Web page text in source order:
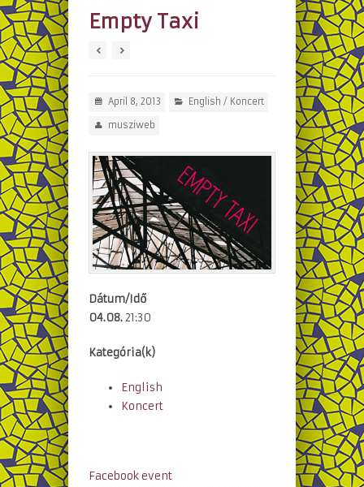
go to...
Empty Taxi
April 8, 2013 English / Koncert
musziweb
Dátum/Idő
04.08.21:30
Kategória(k)
English
Koncert
Facebook event